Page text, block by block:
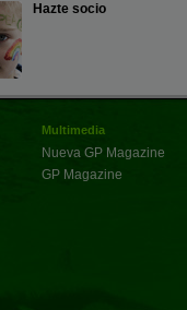
Hazte socio
Multimedia
Nueva GP Magazine
GP Magazine